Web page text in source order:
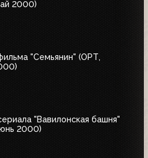
2000)
"Семьянин" (ОРТ,
"Вавилонская башня"
2000)